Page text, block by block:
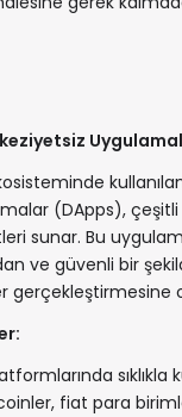
(DApps),
sunar. Bu
ve güvenli bir
gerçekleştirmesine
sıklıkla
fiat para